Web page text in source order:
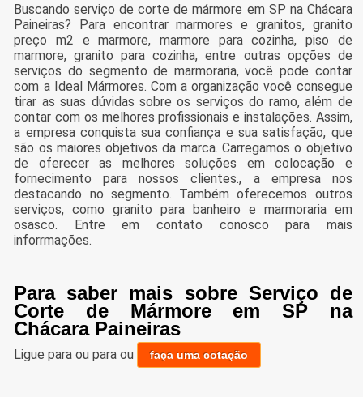
Buscando serviço de corte de mármore em SP na Chácara
Paineiras? Para encontrar marmores e granitos, granito
preço m2 e marmore, marmore para cozinha, piso de
marmore, granito para cozinha, entre outras opções de
serviços do segmento de marmoraria, você pode contar
com a Ideal Mármores. Com a organização você consegue
tirar as suas dúvidas sobre os serviços do ramo, além de
contar com os melhores profissionais e instalações. Assim,
a empresa conquista sua confiança e sua satisfação, que
são os maiores objetivos da marca. Carregamos o objetivo
de oferecer as melhores soluções em colocação e
fornecimento para nossos clientes., a empresa nos
destacando no segmento. Também oferecemos outros
serviços, como granito para banheiro e marmoraria em
osasco. Entre em contato conosco para mais
inforrmações.
Para saber mais sobre Serviço de
Corte de Mármore em SP na
Chácara Paineiras
Ligue paraou paraou faça uma cotação